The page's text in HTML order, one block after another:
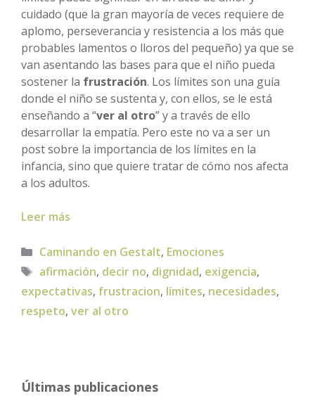
cuidado (que la gran mayoría de veces requiere de
aplomo, perseverancia y resistencia a los más que
probables lamentos o lloros del pequeño) ya que se
van asentando las bases para que el niño pueda
sostener la frustración. Los límites son una guía
donde el niño se sustenta y, con ellos, se le está
enseñando a “ver al otro” y a través de ello
desarrollar la empatía. Pero este no va a ser un
post sobre la importancia de los límites en la
infancia, sino que quiere tratar de cómo nos afecta
a los adultos.
Leer más
Categorías
Caminando en Gestalt, Emociones
Etiquetas
afirmación, decir no, dignidad, exigencia,
expectativas, frustracion, límites, necesidades,
respeto, ver al otro
Últimas publicaciones